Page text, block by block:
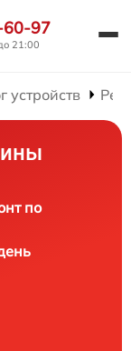
60-97
21:00
устройств
по